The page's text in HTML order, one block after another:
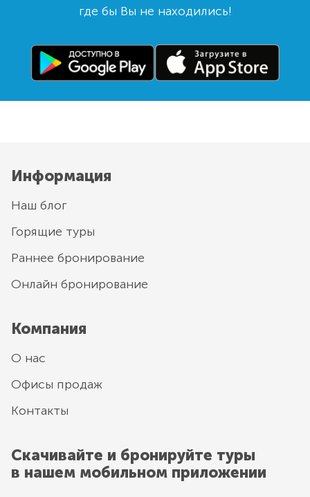
где бы Вы не находились!
Информация
Наш блог
Горящие туры
Раннее бронирование
Онлайн бронирование
Компания
О нас
Офисы продаж
Контакты
Скачивайте и бронируйте туры
в нашем мобильном приложении